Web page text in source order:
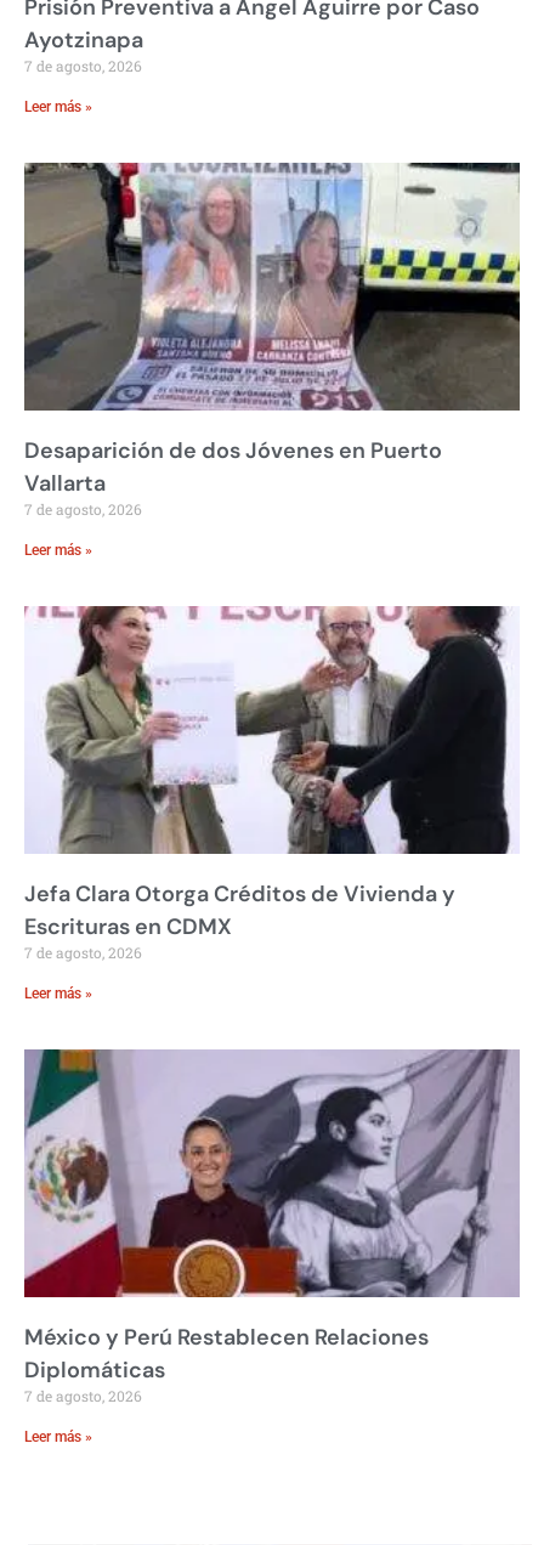
Prisión Preventiva a Ángel Aguirre por Caso
Ayotzinapa
7 de agosto, 2026
Leer más »
Desaparición de dos Jóvenes en Puerto
Vallarta
7 de agosto, 2026
Leer más »
Jefa Clara Otorga Créditos de Vivienda y
Escrituras en CDMX
7 de agosto, 2026
Leer más »
México y Perú Restablecen Relaciones
Diplomáticas
7 de agosto, 2026
Leer más »